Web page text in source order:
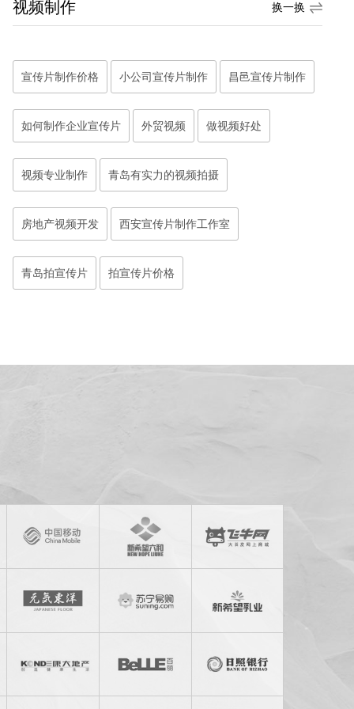
视频制作 换一换
宣传片制作价格 小公司宣传片制作 昌邑宣传片制作
如何制作企业宣传片 外贸视频 做视频好处
视频专业制作 青岛有实力的视频拍摄
房地产视频开发 西安宣传片制作工作室
青岛拍宣传片 拍宣传片价格